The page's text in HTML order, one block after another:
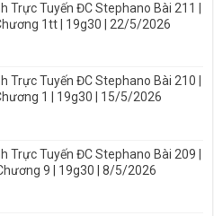
Trực Tuyến ĐC Stephano Bài 211 |
1tt | 19g30 | 22/5/2026
Trực Tuyến ĐC Stephano Bài 210 |
1 | 19g30 | 15/5/2026
Trực Tuyến ĐC Stephano Bài 209 |
9 | 19g30 | 8/5/2026